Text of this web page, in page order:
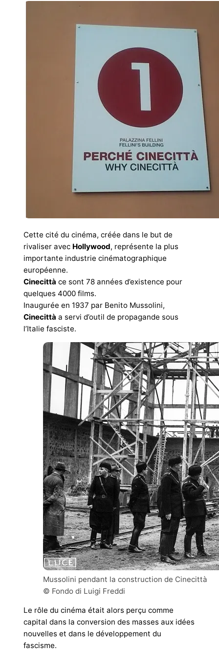
Cette cité du cinéma, créée dans le but de
rivaliser avec Hollywood, représente la plus
importante industrie cinématographique
européenne.
Cinecittà ce sont 78 années d’existence pour
quelques 4000 films.
Inaugurée en 1937 par Benito Mussolini,
Cinecittà a servi d’outil de propagande sous
l’Italie fasciste.
Mussolini pendant la construction de Cinecittà
© Fondo di Luigi Freddi
Le rôle du cinéma était alors perçu comme
capital dans la conversion des masses aux idées
nouvelles et dans le développement du
fascisme.